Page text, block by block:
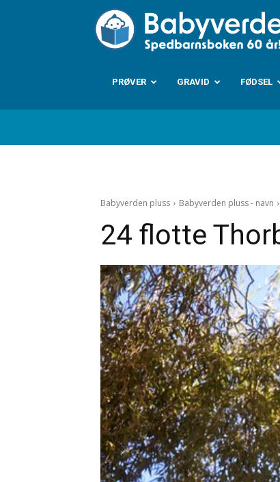
PRØVER GRAVID FØDSEL
Babyverden pluss Babyverden pluss - navn
24 flotte